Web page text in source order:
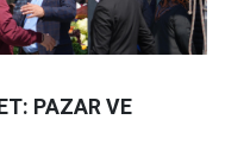
PAZAR VE